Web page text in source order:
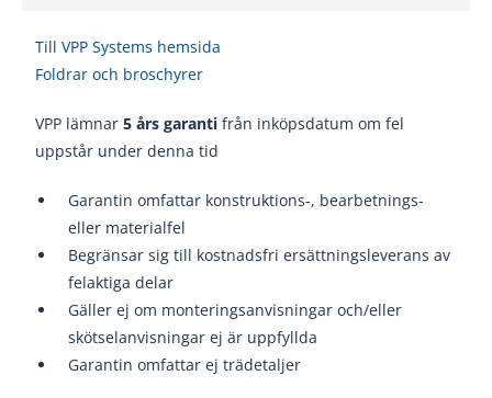
Till VPP Systems hemsida
Foldrar och broschyrer
VPP lämnar5 års garanti från inköpsdatum om fel
uppstår under denna tid
Garantin omfattar konstruktions-, bearbetnings-
eller materialfel
Begränsar sig till kostnadsfri ersättningsleverans av
felaktiga delar
Gäller ej om monteringsanvisningar och/eller
skötselanvisningar ejär uppfyllda
Garantin omfattar ej trädetaljer